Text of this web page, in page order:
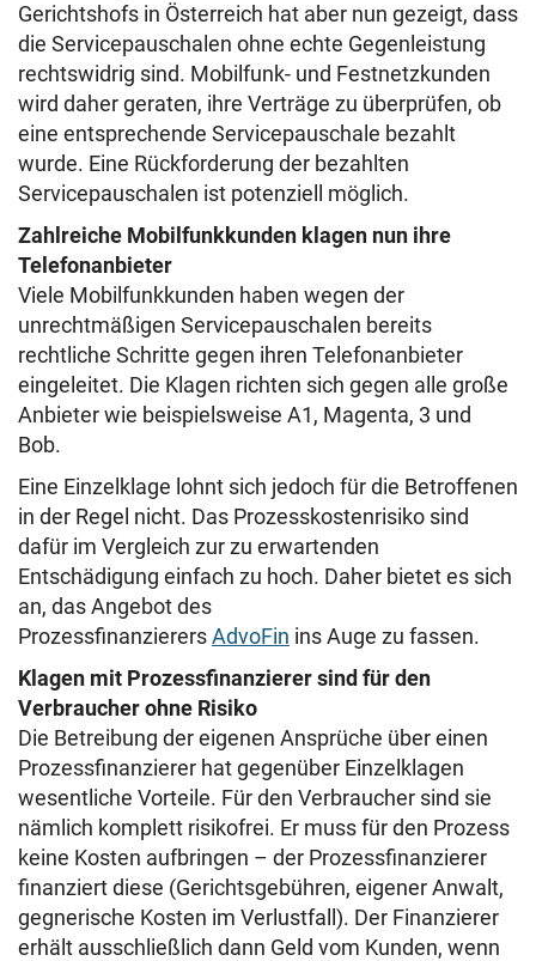
Gerichtshofs in Österreich hat aber nun gezeigt, dass
die Servicepauschalen ohne echte Gegenleistung
rechtswidrig sind. Mobilfunk- und Festnetzkunden
wird daher geraten, ihre Verträge zu überprüfen, ob
eine entsprechende Servicepauschale bezahlt
wurde. Eine Rückforderung der bezahlten
Servicepauschalen ist potenziell möglich.
Zahlreiche Mobilfunkkunden klagen nun ihre
Telefonanbieter
Viele Mobilfunkkunden haben wegen der
unrechtmäßigen Servicepauschalen bereits
rechtliche Schritte gegen ihren Telefonanbieter
eingeleitet. Die Klagen richten sich gegen alle große
Anbieter wie beispielsweise A1, Magenta, 3 und
Bob.
Eine Einzelklage lohnt sich jedoch für die Betroffenen
in der Regel nicht. Das Prozesskostenrisiko sind
dafür im Vergleich zur zu erwartenden
Entschädigung einfach zu hoch. Daher bietet es sich
an, das Angebot des
ProzessfinanzierersAdvoFin ins Auge zu fassen.
Klagen mit Prozessfinanzierer sind für den
Verbraucher ohne Risiko
Die Betreibung der eigenen Ansprüche über einen
Prozessfinanzierer hat gegenüber Einzelklagen
wesentliche Vorteile. Für den Verbraucher sind sie
nämlich komplett risikofrei. Er muss für den Prozess
keine Kosten aufbringen – der Prozessfinanzierer
finanziert diese (Gerichtsgebühren, eigener Anwalt,
gegnerische Kosten im Verlustfall). Der Finanzierer
erhält ausschließlich dann Geld vom Kunden, wenn